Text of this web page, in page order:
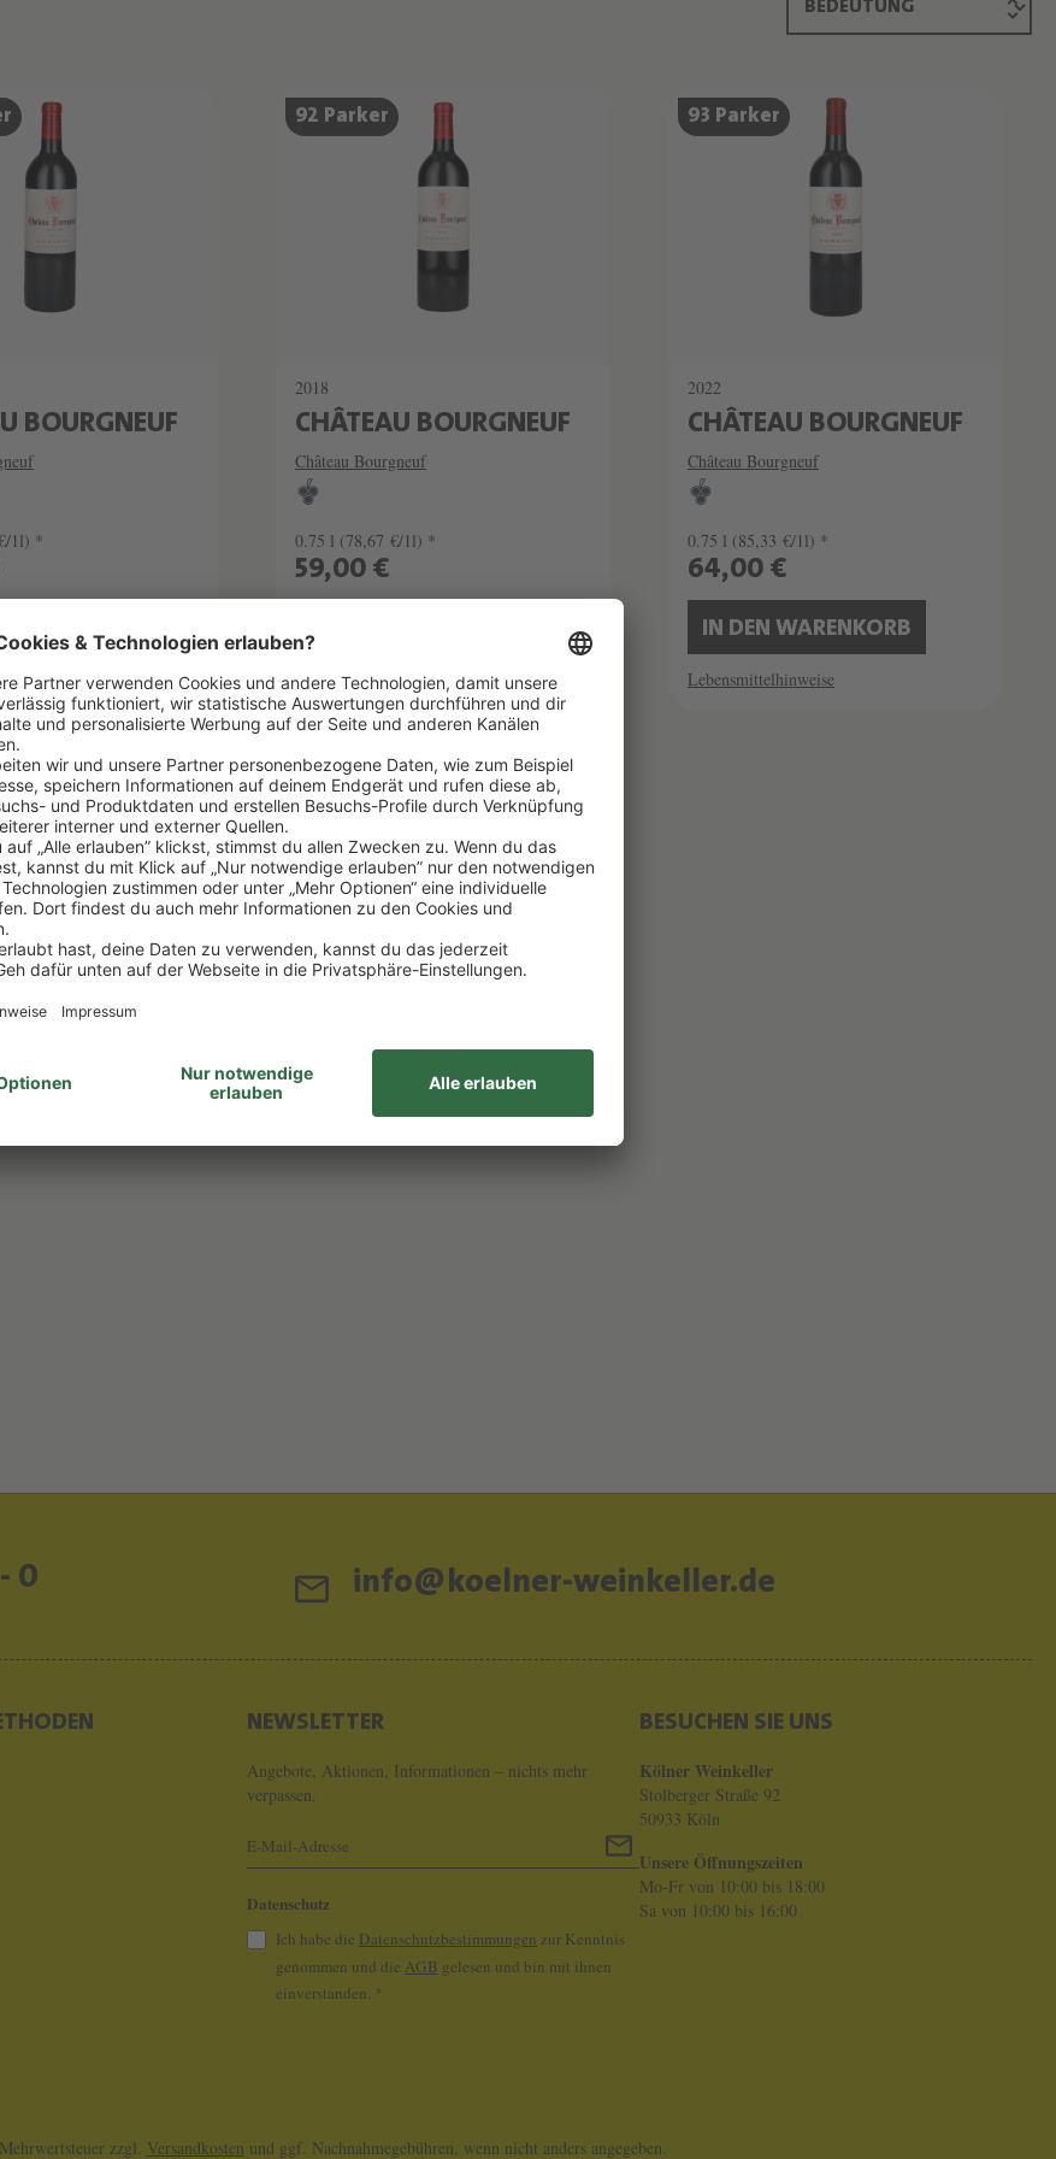
BOURGNEUF
1l) *
92 Parker
2018
CHÂTEAU BOURGNEUF
Château Bourgneuf
0.75 l (78,67 €/1l) *
59,00 €
IN DEN WARENKORB
Lebensmittelhinweise
93 Parker
2022
CHÂTEAU BOURGNEUF
Château Bourgneuf
0.75 l (85,33 €/1l) *
64,00 €
IN DEN WARENKORB
Lebensmittelhinweise
0 info@koelner-weinkeller.de
NEWSLETTER
Angebote, Aktionen, Informationen – nichts mehr
verpassen.
Datenschutz
Ich habe die Datenschutzbestimmungen zur Kenntnis
genommen und die AGB gelesen und bin mit ihnen
einverstanden. *
BESUCHEN SIE UNS
Kölner Weinkeller
Stolberger Straße 92
50933 Köln
Unsere Öffnungszeiten
Mo-Fr von 10:00 bis 18:00
Sa von 10:00 bis 16:00
zzgl. Versandkosten und ggf. Nachnahmegebühren, wenn nicht anders angegeben.